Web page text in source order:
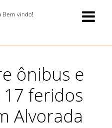
Bem vindo!
ônibus e
feridos
Alvorada